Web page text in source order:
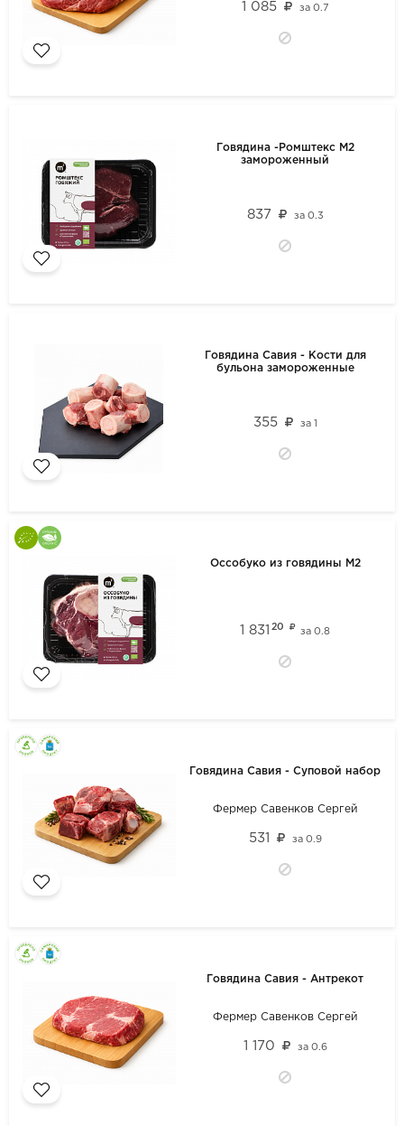
1 085 за 0.7
Говядина -Ромштекс М2
замороженный
837 за 0.3
Говядина Савия - Кости для
бульона замороженные
355 за 1
Оссобуко из говядины М2
1 831 20 за0.8
Говядина Савия - Суповой набор
Фермер Савенков Сергей
531 за 0.9
Говядина Савия - Антрекот
Фермер Савенков Сергей
1 170 за 0.6